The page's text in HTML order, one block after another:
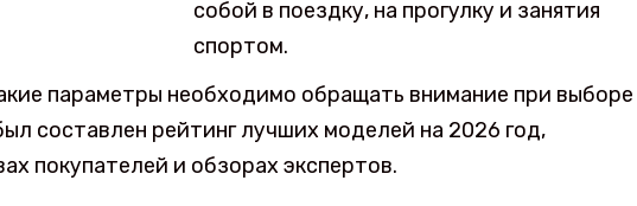
собой в поездку, на прогулку и занятия
спортом.
параметры необходимо обращать внимание при выборе
составлен рейтинг лучших моделей на 2026 год,
покупателей и обзорах экспертов.